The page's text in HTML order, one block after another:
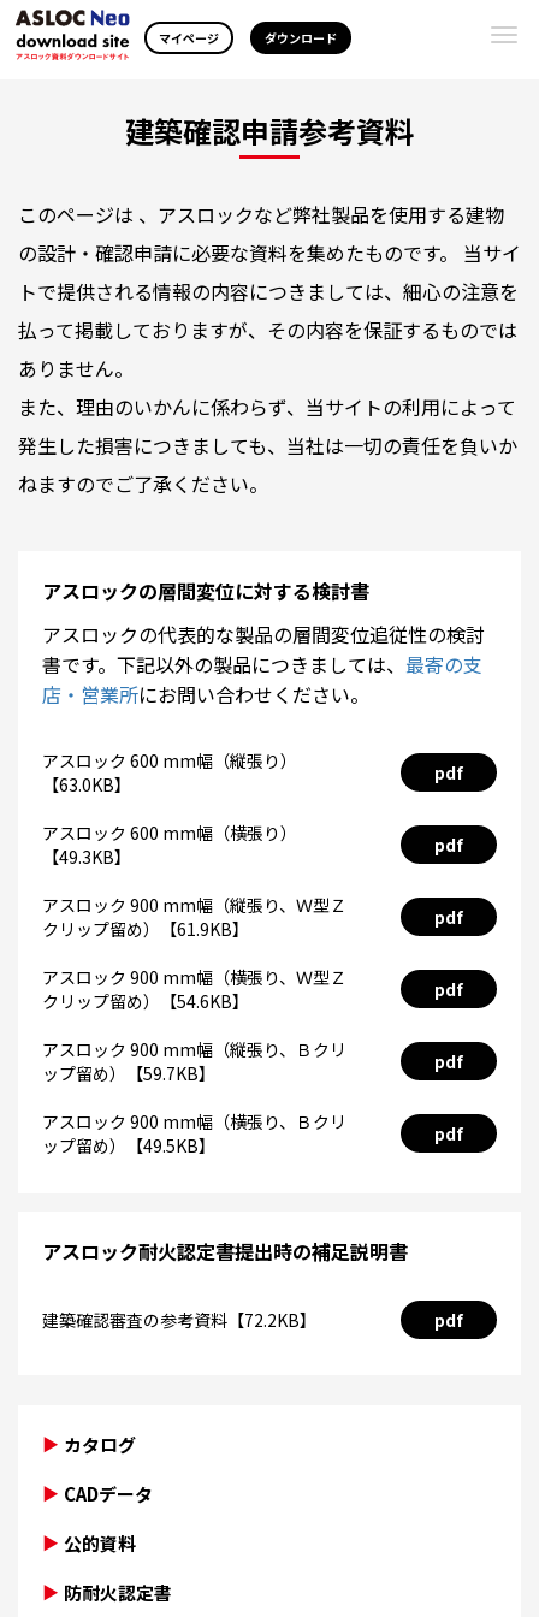
マイページ ダウンロード
建築確認申請参考資料
このページは 、アスロックなど弊社製品を使用する建物
の設計・確認申請に必要な資料を集めたものです。 当サイ
トで提供される情報の内容につきましては、細心の注意を
払って掲載しておりますが、その内容を保証するものでは
ありません。
また、理由のいかんに係わらず、当サイトの利用によって
発生した損害につきましても、当社は一切の責任を負いか
ねますのでご了承ください。
アスロックの層間変位に対する検討書
アスロックの代表的な製品の層間変位追従性の検討
書です。下記以外の製品につきましては、 最寄の支
店・営業所にお問い合わせください。
アスロック 600 mm幅（縦張り）
【63.0KB】
pdf
アスロック 600 mm幅（横張り）
【49.3KB】
pdf
アスロック 900 mm幅（縦張り、Ｗ型Ｚ
クリップ留め）【61.9KB】
pdf
アスロック 900 mm幅（横張り、Ｗ型Ｚ
クリップ留め）【54.6KB】
pdf
アスロック 900 mm幅（縦張り、Ｂクリ
ップ留め）【59.7KB】
pdf
アスロック 900 mm幅（横張り、Ｂクリ
ップ留め）【49.5KB】
pdf
アスロック耐火認定書提出時の補足説明書
建築確認審査の参考資料【72.2KB】 pdf
カタログ
CADデータ
公的資料
防耐火認定書